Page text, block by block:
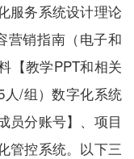
服务系统设计理论
营销指南（电子和
【教学PPT和相关
/组）数字化系统
员分账号】、项目
管控系统。以下三